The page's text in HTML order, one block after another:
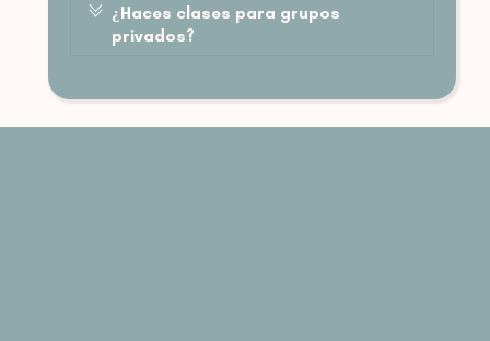
¿Haces clases para grupos
privados?